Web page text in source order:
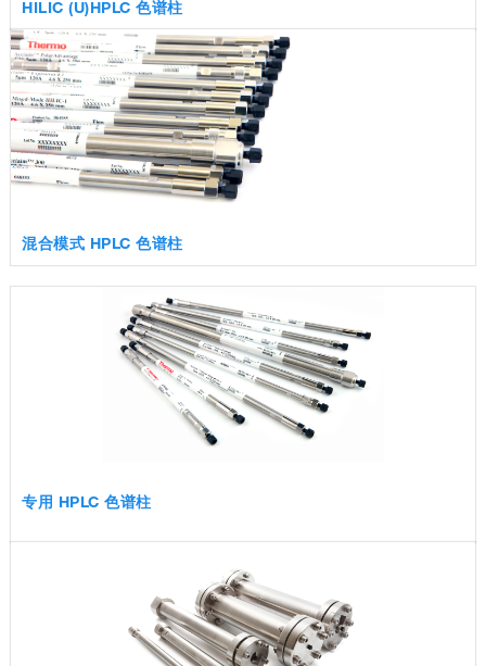
HILIC (U)HPLC 色谱柱
混合模式 HPLC 色谱柱
专用 HPLC 色谱柱